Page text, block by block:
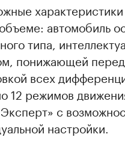
00:00 / 00:00
автомобиль
типа,
понижающей
всех
12 режимов
с
настройки.